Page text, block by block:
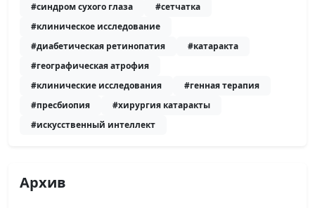
#синдром сухого глаза
#сетчатка
#клиническое исследование
#диабетическая ретинопатия
#катаракта
#географическая атрофия
#клинические исследования
#генная терапия
#пресбиопия
#хирургия катаракты
#искусственный интеллект
Архив